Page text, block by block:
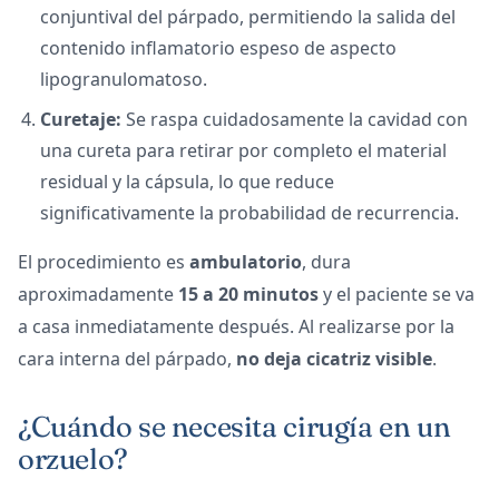
conjuntival del párpado, permitiendo la salida del
contenido inflamatorio espeso de aspecto
lipogranulomatoso.
Curetaje: Se raspa cuidadosamente la cavidad con
una cureta para retirar por completo el material
residual y la cápsula, lo que reduce
significativamente la probabilidad de recurrencia.
El procedimiento es ambulatorio, dura
aproximadamente 15 a 20 minutosy el paciente se va
a casa inmediatamente después. Al realizarse por la
cara interna del párpado, no deja cicatriz visible.
¿Cuándo se necesita cirugía en un
orzuelo?